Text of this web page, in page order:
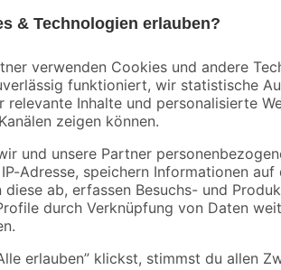
alfer
2,79 €
2,79 € / Meter
Edelstahl A2
9,99 €